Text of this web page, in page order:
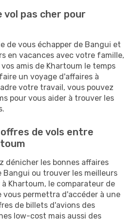
vol pas cher pour
de vous échapper de Bangui et
en vacances avec votre famille,
amis de Khartoum le temps
un voyage d'affaires à
votre travail, vous pouvez
pour vous aider à trouver les
de vols entre
dénicher les bonnes affaires
Bangui ou trouver les meilleurs
Khartoum, le comparateur de
vous permettra d'accéder à une
de billets d'avions des
low-cost mais aussi des